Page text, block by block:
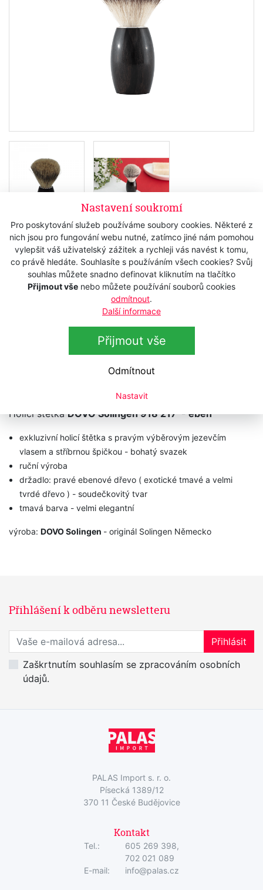
Nastavení soukromí
Pro poskytování služeb používáme soubory cookies. Některé z
nich jsou pro fungování webu nutné, zatímco jiné nám pomohou
vylepšit váš uživatelský zážitek a rychleji vás navést k tomu,
co právě hledáte. Souhlasíte s používáním všech cookies? Svůj
souhlas můžete snadno definovat kliknutím na tlačítko
Přijmout vše nebo můžete používání souborů cookies
odmítnout.
Další informace
Přijmout vše
Odmítnout
Nastavit
Skladem
2 500 Kč s DPH
2 066,12 Kčbez DPH
Popis
Holicí štětkaDOVO Solingen 918 217 - eben
exkluzivní holicí štětka s pravým výběrovým jezevčím
vlasem a stříbrnou špičkou - bohatý svazek
ruční výroba
držadlo: pravé ebenové dřevo ( exotické tmavé a velmi
tvrdé dřevo ) - soudečkovitý tvar
tmavá barva - velmi elegantní
výroba: DOVO Solingen - originál Solingen Německo
Přihlášení k odběru newsletteru
Přihlaste se k odběru novinek
Přihlásit
Zaškrtnutím souhlasím se zpracováním osobních
údajů.
PALAS Import s. r. o.
Písecká 1389/12
370 11 České Budějovice
Kontakt
Tel.:
605 269 398,
702 021 089
E-mail:
info@palas.cz